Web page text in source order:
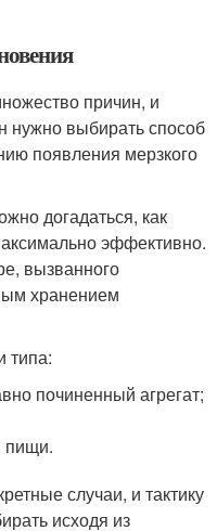
причин, и
нужно выбирать способ
появления мерзкого
догадаться, как
эффективно.
вызванного
хранением
типа:
починенный агрегат;
пищи.
случаи, и тактику
исходя из